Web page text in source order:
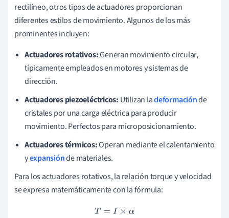
rectilíneo, otros tipos de actuadores proporcionan
diferentes estilos de movimiento. Algunos de los más
prominentes incluyen:
Actuadores rotativos:Generan movimiento circular,
típicamente empleados en motores y sistemas de
dirección.
Actuadores piezoeléctricos: Utilizan ladeformaciónde
cristales por una carga eléctrica para producir
movimiento. Perfectos para microposicionamiento.
Actuadores térmicos:Operan mediante el calentamiento
yexpansiónde materiales.
Para los actuadores rotativos, la relación torque y velocidad
se expresa matemáticamente con la fórmula:
T=I× α